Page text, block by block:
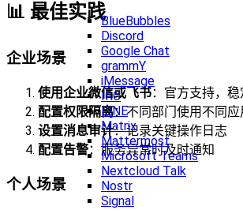
BlueBubbles
Discord
Google Chat
grammY
iMessage
IRC
LINE
Matrix
Mattermost
Microsoft Teams
Nextcloud Talk
Nostr
Signal
📊 最佳实践
企业场景
使用企业微信或飞书：官方支持，
配置权限隔离：不同部门使用不同应
设置消息审计：记录关键操作日志
配置告警：服务异常时及时通知
个人场景